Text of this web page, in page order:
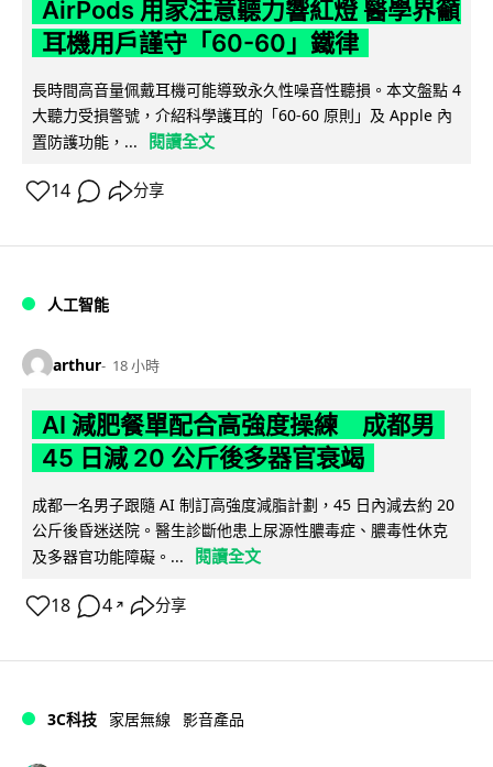
AirPods 用家注意聽力響紅燈 醫學界籲
耳機用戶謹守「60-60」鐵律
長時間高音量佩戴耳機可能導致永久性噪音性聽損。本文盤點 4
大聽力受損警號，介紹科學護耳的「60-60 原則」及 Apple 內
置防護功能，...
閱讀全文
14 分享
人工智能
arthur 18 小時
AI 減肥餐單配合高強度操練 成都男
45 日減 20 公斤後多器官衰竭
成都一名男子跟隨 AI 制訂高強度減脂計劃，45 日內減去約 20
公斤後昏迷送院。醫生診斷他患上尿源性膿毒症、膿毒性休克
及多器官功能障礙。...
閱讀全文
18 4 ↗ 分享
3C科技 家居無線 影音產品